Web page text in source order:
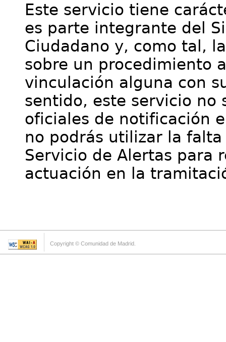
Este servicio tiene
es parte integrante del
Ciudadano y, como tal,
sobre un procedimiento
vinculación alguna con
sentido, este servicio no
oficiales de notificación
no podrás utilizar la
Servicio de Alertas para
actuación en la
Copyright © Comunidad de Madrid.